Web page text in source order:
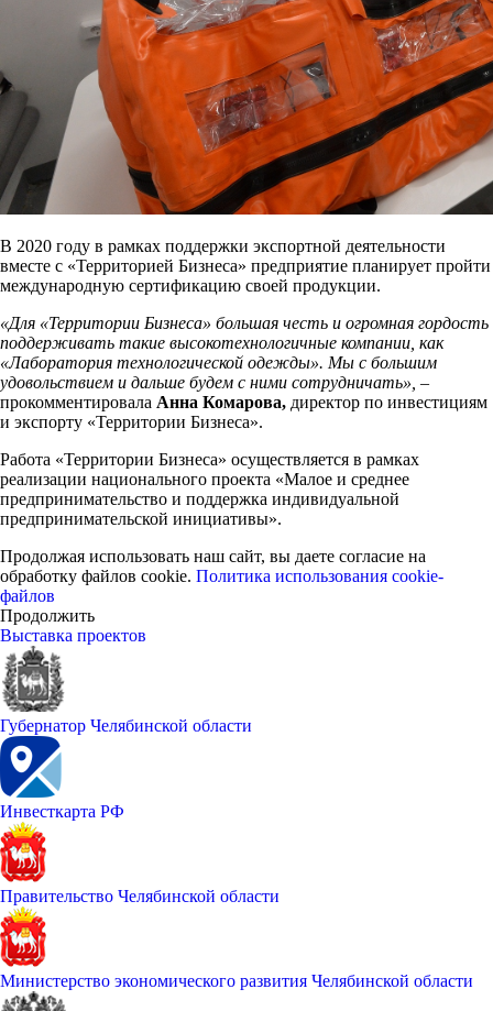
В 2020 году в рамках поддержки экспортной деятельности
вместе с «Территорией Бизнеса» предприятие планирует пройти
международную сертификацию своей продукции.
«Для «Территории Бизнеса» большая честь и огромная гордость
поддерживать такие высокотехнологичные компании, как
«Лаборатория технологической одежды». Мы с большим
удовольствием и дальше будем с ними сотрудничать», –
прокомментировала Анна Комарова, директор по инвестициям
и экспорту «Территории Бизнеса».
Работа «Территории Бизнеса» осуществляется в рамках
реализации национального проекта «Малое и среднее
предпринимательство и поддержка индивидуальной
предпринимательской инициативы».
Продолжая использовать наш сайт, вы даете согласие на
обработку файлов cookie. Политика использования cookie-
файлов
Продолжить
Выставка проектов
Губернатор Челябинской области
Инвесткарта РФ
Правительство Челябинской области
Министерство экономического развития Челябинской области